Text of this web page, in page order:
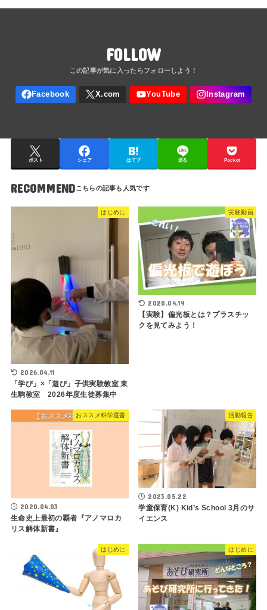
FOLLOW
ポスト シェア はてブ 送る Pocket
RECOMMEND
はじめに
2026.04.11
「学び」×「遊び」子供実験教室 東
生駒教室 2026年度生徒募集中
実験動画
2020.04.19
【実験】偏光板とは？プラスチッ
クを見てみよう！
おススメ科学選書
2020.04.03
生命史上最初の覇者『アノマロカ
リス解体新書』
活動報告
2023.05.22
学童保育(K) Kid’s School 3月のサ
イエンス
はじめに はじめに